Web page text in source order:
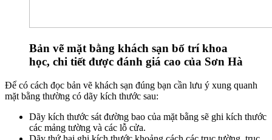
Bản vẽ mặt bằng khách sạn bố trí khoa
học, chi tiết được đánh giá cao của Sơn Hà
Để có cách đọc bản vẽ khách sạn đúng bạn cần lưu ý xung quanh
mặt bằng thường có dãy kích thước sau:
Dãy kích thước sát đường bao của mặt bằng sẽ ghi kích thước
các mảng tường và các lỗ cửa.